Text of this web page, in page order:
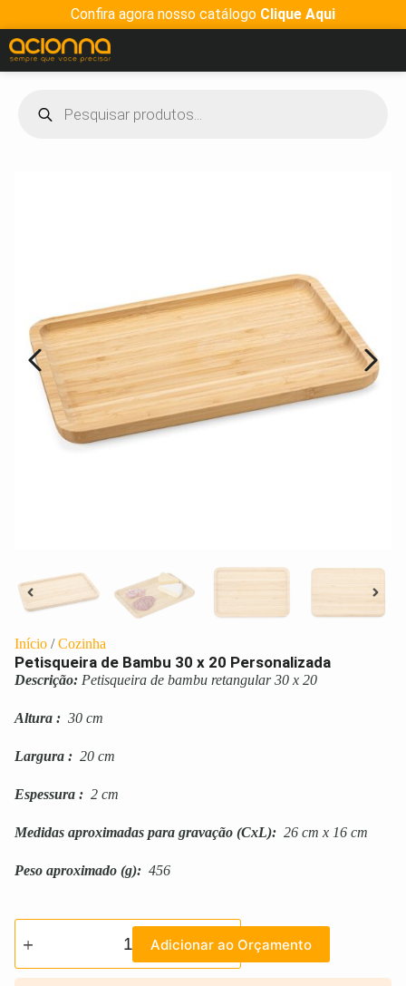
Confira agora nosso catálogo Clique Aqui
Início /Cozinha
Petisqueira de Bambu 30 x 20 Personalizada
Descrição: Petisqueira de bambu retangular 30 x 20
Altura : 30 cm
Largura : 20 cm
Espessura : 2 cm
Medidas aproximadas para gravação (CxL): 26 cm x 16 cm
Peso aproximado (g): 456
Adicionar ao Orçamento